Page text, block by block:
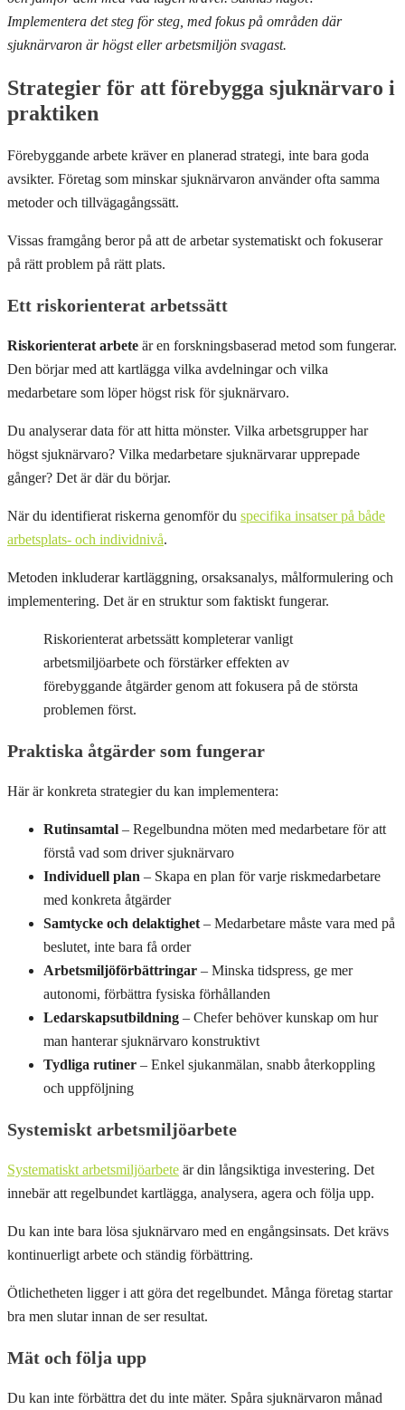
Implementera det steg för steg, med fokus på områden där
sjuknärvaron är högst eller arbetsmiljön svagast.
Strategier för att förebygga sjuknärvaro i
praktiken
Förebyggande arbete kräver en planerad strategi, inte bara goda
avsikter. Företag som minskar sjuknärvaron använder ofta samma
metoder och tillvägagångssätt.
Vissas framgång beror på att de arbetar systematiskt och fokuserar
på rätt problem på rätt plats.
Ett riskorienterat arbetssätt
Riskorienterat arbete är en forskningsbaserad metod som fungerar.
Den börjar med att kartlägga vilka avdelningar och vilka
medarbetare som löper högst risk för sjuknärvaro.
Du analyserar data för att hitta mönster. Vilka arbetsgrupper har
högst sjuknärvaro? Vilka medarbetare sjuknärvarar upprepade
gånger? Det är där du börjar.
När du identifierat riskerna genomför du specifika insatser på både
arbetsplats- och individnivå.
Metoden inkluderar kartläggning, orsaksanalys, målformulering och
implementering. Det är en struktur som faktiskt fungerar.
Riskorienterat arbetssätt kompleterar vanligt
arbetsmiljöarbete och förstärker effekten av
förebyggande åtgärder genom att fokusera på de största
problemen först.
Praktiska åtgärder som fungerar
Här är konkreta strategier du kan implementera:
Rutinsamtal – Regelbundna möten med medarbetare för att
förstå vad som driver sjuknärvaro
Individuell plan – Skapa en plan för varje riskmedarbetare
med konkreta åtgärder
Samtycke och delaktighet – Medarbetare måste vara med på
beslutet, inte bara få order
Arbetsmiljöförbättringar – Minska tidspress, ge mer
autonomi, förbättra fysiska förhållanden
Ledarskapsutbildning – Chefer behöver kunskap om hur
man hanterar sjuknärvaro konstruktivt
Tydliga rutiner – Enkel sjukanmälan, snabb återkoppling
och uppföljning
Systemiskt arbetsmiljöarbete
Systematiskt arbetsmiljöarbete är din långsiktiga investering. Det
innebär att regelbundet kartlägga, analysera, agera och följa upp.
Du kan inte bara lösa sjuknärvaro med en engångsinsats. Det krävs
kontinuerligt arbete och ständig förbättring.
Ötlichetheten ligger i att göra det regelbundet. Många företag startar
bra men slutar innan de ser resultat.
Mät och följa upp
Du kan inte förbättra det du inte mäter. Spåra sjuknärvaron månad